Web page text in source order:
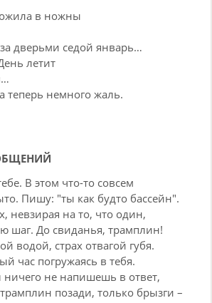
в ножны
дверьми седой январь…
летит
теперь немного жаль.
В этом что-то совсем
Пишу: "ты как будто бассейн".
невзирая на то, что один,
шаг. До свиданья, трамплин!
водой, страх отвагой губя.
час погружаясь в тебя.
не напишешь в ответ,
позади, только брызги –